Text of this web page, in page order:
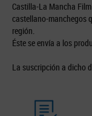
Castilla-La Mancha
castellano-manchegos
región.
Éste se envía a los
La suscripción a dicho